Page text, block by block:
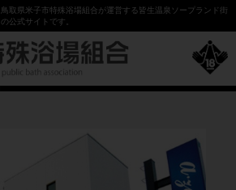
鳥取県米子市特殊浴場組合が運営する皆生温泉ソープランド街
の公式サイトです。